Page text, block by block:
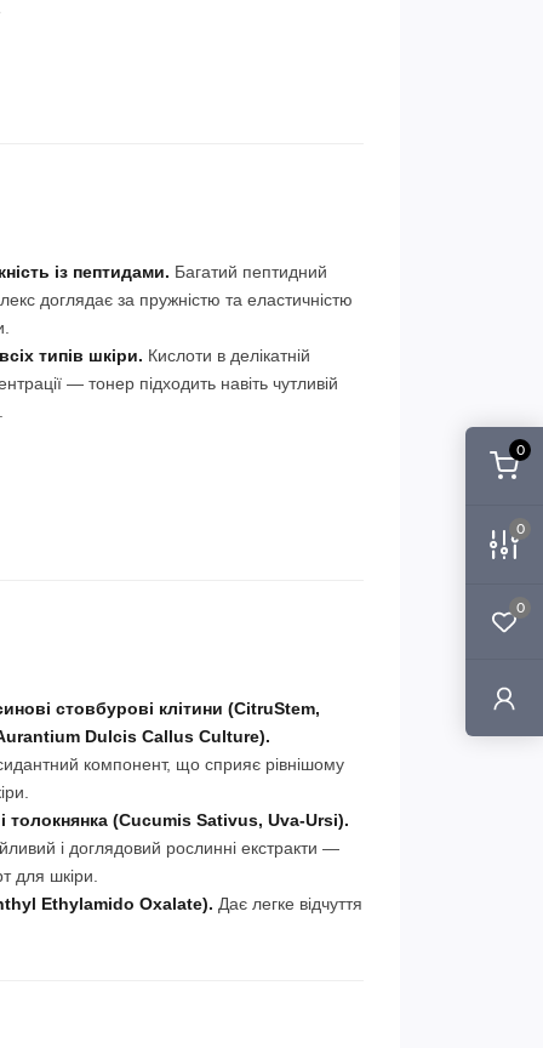
0
0
0
із пептидами. Багатий пептидний
доглядає за пружністю та еластичністю
типів шкіри. Кислоти в делікатній
— тонер підходить навіть чутливій
стовбурові клітини (CitruStem,
Dulcis Callus Culture).
компонент, що сприяє рівнішому
толокнянка (Cucumis Sativus, Uva-Ursi).
і доглядовий рослинні екстракти —
для шкіри.
Ethylamido Oxalate). Дає легке відчуття